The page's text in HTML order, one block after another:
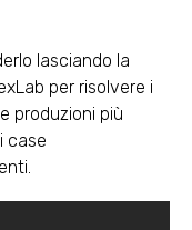
lasciando la
per risolvere i
produzioni più
case